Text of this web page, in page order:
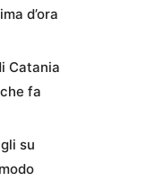
d’ora
Catania
fa
su